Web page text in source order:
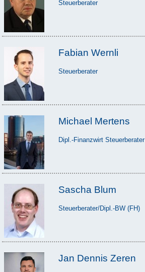
Steuerberater
Fabian Wernli
Steuerberater
Michael Mertens
Dipl.-Finanzwirt Steuerberater
Sascha Blum
Steuerberater/Dipl.-BW (FH)
Jan Dennis Zeren